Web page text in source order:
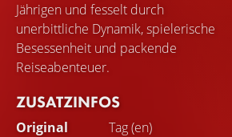
Jährigen und fesselt durch
unerbittliche Dynamik, spielerische
Besessenheit und packende
Reiseabenteuer.
ZUSATZINFOS
Original
Tag (en)